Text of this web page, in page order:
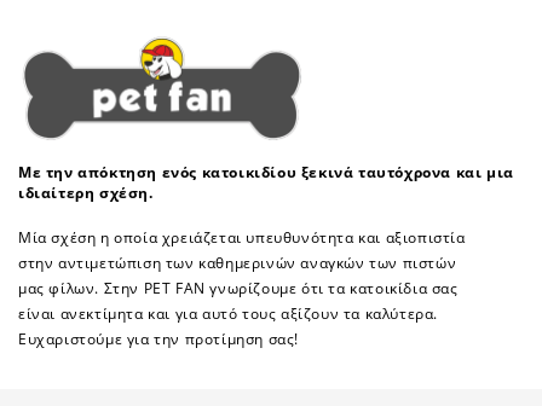
Με την απόκτηση ενός κατοικιδίου ξεκινά ταυτόχρονα και μια
ιδιαίτερη σχέση.
Μία σχέση η οποία χρειάζεται υπευθυνότητα και αξιοπιστία
στην αντιμετώπιση των καθημερινών αναγκών των πιστών
μας φίλων. Στην PET FAN γνωρίζουμε ότι τα κατοικίδια σας
είναι ανεκτίμητα και για αυτό τους αξίζουν τα καλύτερα.
Ευχαριστούμε για την προτίμηση σας!